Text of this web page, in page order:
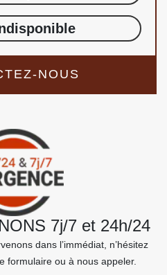
NOUS
7j/7 et 24h/24
dans l’immédiat, n’hésitez
formulaire ou à nous appeler.